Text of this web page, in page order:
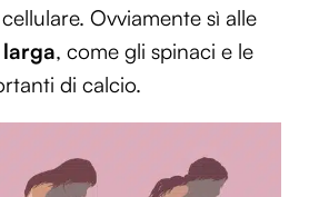
Ovviamente sì alle
, come gli spinaci e le
di calcio.